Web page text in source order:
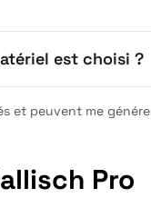
est choisi ?
et peuvent me
Pro